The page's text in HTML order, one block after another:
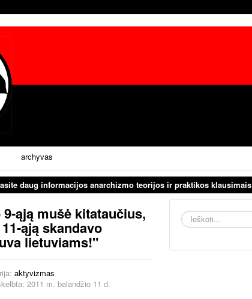
archyvas
daug informacijos anarchizmo teorijos ir praktikos klausimais
9-ąją mušė kitataučius,
ąją skandavo
lietuviams!"
aktyvizmas
2011 m. balandžio 11 d.
Ieškoti...